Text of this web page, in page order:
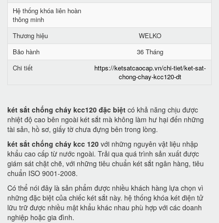
Hệ thống khóa liên hoàn
thông minh
Thương hiệu
WELKO
Bảo hành
36 Tháng
Chi tiết
https://ketsatcaocap.vn/chi-tiet/ket-sat-
chong-chay-kcc120-dt
két sắt chống cháy kcc120 đặc biệt có khả năng chịu được
nhiệt độ cao bên ngoài két sắt mà không làm hư hại đến những
tài sản, hồ sơ, giấy tờ chưa đựng bên trong lòng.
két sắt chống cháy kcc 120 với những nguyên vật liệu nhập
khẩu cao cấp từ nước ngoài. Trải qua quá trình sản xuất được
giám sát chặt chẽ, với những tiêu chuẩn két sắt ngân hàng, tiêu
chuẩn ISO 9001-2008.
Có thể nói đây là sản phẩm được nhiều khách hàng lựa chọn vì
những đặc biệt của chiếc két sắt này. hệ thống khóa két điện tử
lữu trữ được nhiều mật khẩu khác nhau phù hợp với các doanh
nghiệp hoặc gia đình.